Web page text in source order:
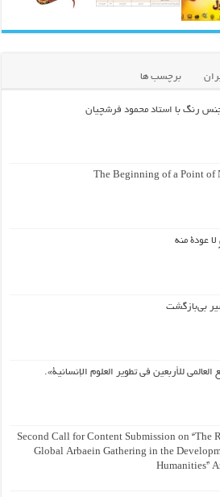
برچسب ها
جنس رنگ با استاد محمود فرشچیان
The Beginning of a Point of
عودة منه
بی‌بازگشت
العالمي للأربعين في تطوير العلوم الإنسانية».
Second Call for Content Submission on “The
Global Arbaein Gathering in the
Humanities”